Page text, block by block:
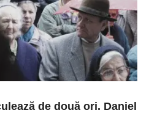
de două ori. Daniel